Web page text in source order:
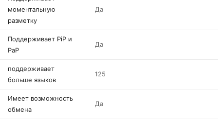
моментальную
разметку
Да
Поддерживает PiP и
PaP
Да
поддерживает
больше языков
125
Имеет возможность
обмена
Да